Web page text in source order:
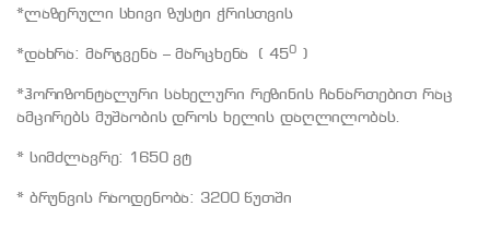
*ლაზერული სხივი ზუსტი ჭრისთვის
*დახრა: მარჯვენა – მარცხენა ( 450)
*ჰორიზონტალური სახელური რეზინის ჩანართებით რაც
ამცირებს მუშაობის დროს ხელის დაღლილობას.
* სიმძლავრე: 1650 ვტ
* ბრუნვის რაოდენობა: 3200 წუთში